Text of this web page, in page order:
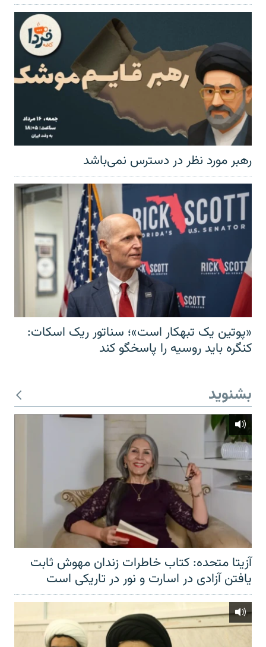
رهبر مورد نظر در دسترس نمی‌باشد
«پوتین یک تبهکار است»؛ سناتور ریک اسکات:
کنگره باید روسیه را پاسخگو کند
بشنوید
آزیتا متحده: کتاب خاطرات زندان مهوش ثابت
یافتن آزادی در اسارت و نور در تاریکی است